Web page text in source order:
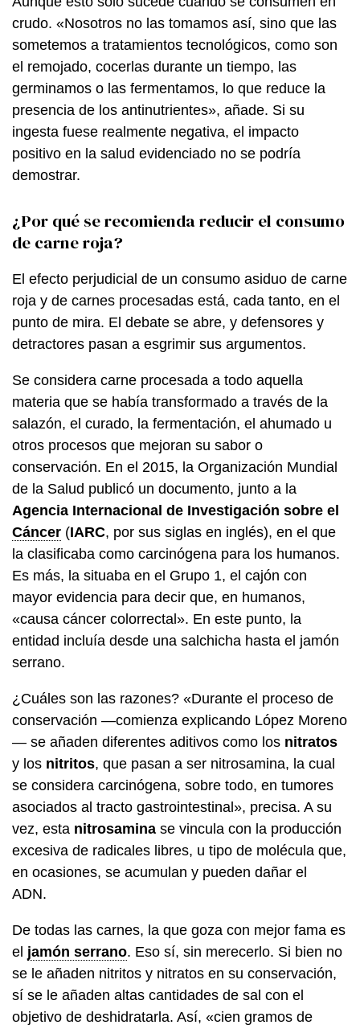
crudo. «Nosotros no las tomamos así, sino que las
sometemos a tratamientos tecnológicos, como son
el remojado, cocerlas durante un tiempo, las
germinamos o las fermentamos, lo que reduce la
presencia de los antinutrientes», añade. Si su
ingesta fuese realmente negativa, el impacto
positivo en la salud evidenciado no se podría
demostrar.
¿Por qué se recomienda reducir el consumo
de carne roja?
El efecto perjudicial de un consumo asiduo de carne
roja y de carnes procesadas está, cada tanto, en el
punto de mira. El debate se abre, y defensores y
detractores pasan a esgrimir sus argumentos.
Se considera carne procesada a todo aquella
materia que se había transformado a través de la
salazón, el curado, la fermentación, el ahumado u
otros procesos que mejoran su sabor o
conservación. En el 2015, la Organización Mundial
de la Salud publicó un documento, junto a la
Agencia Internacional de Investigación sobre el
Cáncer (IARC, por sus siglas en inglés), en el que
la clasificaba como carcinógena para los humanos.
Es más, la situaba en el Grupo 1, el cajón con
mayor evidencia para decir que, en humanos,
«causa cáncer colorrectal». En este punto, la
entidad incluía desde una salchicha hasta el jamón
serrano.
¿Cuáles son las razones? «Durante el proceso de
conservación —comienza explicando López Moreno
— se añaden diferentes aditivos como los nitratos
y los nitritos, que pasan a ser nitrosamina, la cual
se considera carcinógena, sobre todo, en tumores
asociados al tracto gastrointestinal», precisa. A su
vez, esta nitrosamina se vincula con la producción
excesiva de radicales libres, u tipo de molécula que,
en ocasiones, se acumulan y pueden dañar el
ADN.
De todas las carnes, la que goza con mejor fama es
el jamón serrano. Eso sí, sin merecerlo. Si bien no
se le añaden nitritos y nitratos en su conservación,
sí se le añaden altas cantidades de sal con el
objetivo de deshidratarla. Así, «cien gramos de